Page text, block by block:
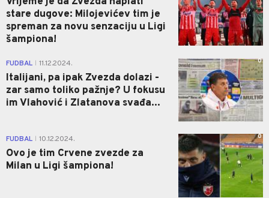
stare dugove: Milojevićev tim je
spreman za novu senzaciju u Ligi
šampiona!
FUDBAL 11.12.2024.
Italijani, pa ipak Zvezda dolazi -
zar samo toliko pažnje? U fokusu
im Vlahović i Zlatanova svađa...
0
FUDBAL 10.12.2024.
Ovo je tim Crvene zvezde za
Milan u Ligi šampiona!
0